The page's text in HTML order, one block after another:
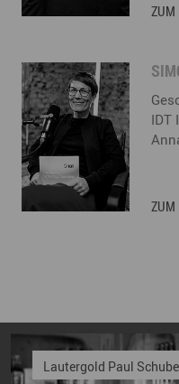
ZUM
IDT
ZUM
Lautergold Paul